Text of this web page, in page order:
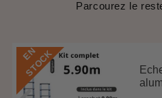
Parcourez le
E
N
S
T
O
C
K